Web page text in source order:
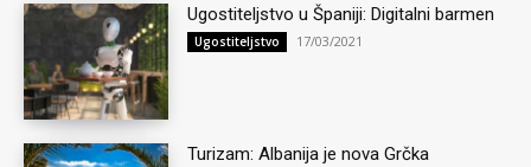
Ugostiteljstvo u Španiji: Digitalni barmen
Ugostiteljstvo 17/03/2021
Turizam: Albanija je nova Grčka